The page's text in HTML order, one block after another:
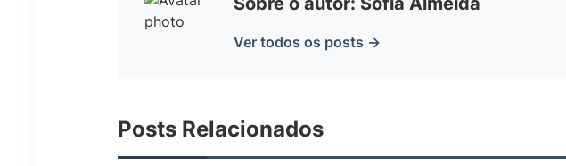
Ver todos os posts →
Posts Relacionados